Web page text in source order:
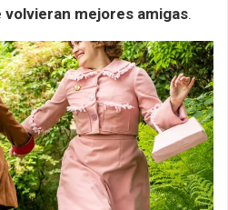
mejores amigas.